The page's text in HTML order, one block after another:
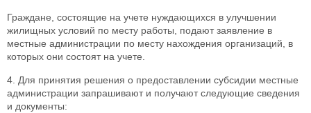
Граждане, состоящие на учете нуждающихся в улучшении
жилищных условий по месту работы, подают заявление в
местные администрации по месту нахождения организаций, в
которых они состоят на учете.
4. Для принятия решения о предоставлении субсидии местные
администрации запрашивают и получают следующие сведения
и документы: